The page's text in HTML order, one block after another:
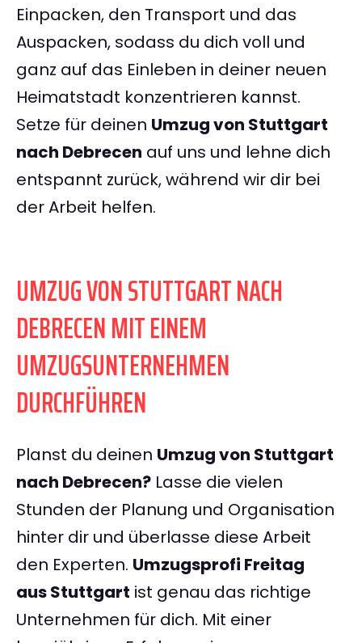
Einpacken, den Transport und das
Auspacken, sodass du dich voll und
ganz auf das Einleben in deiner neuen
Heimatstadt konzentrieren kannst.
Setze für deinen Umzug von Stuttgart
nach Debrecen auf uns und lehne dich
entspannt zurück, während wir dir bei
der Arbeit helfen.
UMZUG VON STUTTGART NACH
DEBRECEN MIT EINEM
UMZUGSUNTERNEHMEN
DURCHFÜHREN
Planst du deinen Umzug von Stuttgart
nach Debrecen? Lasse die vielen
Stunden der Planung und Organisation
hinter dir und überlasse diese Arbeit
den Experten. Umzugsprofi Freitag
aus Stuttgart ist genau das richtige
Unternehmen für dich. Mit einer